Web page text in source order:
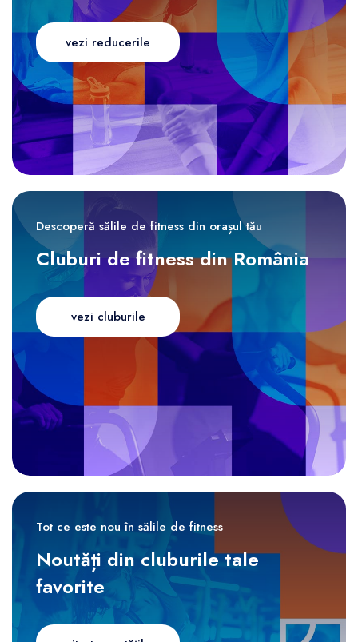
vezi reducerile
Descoperă sălile de fitness din orașul tău
Cluburi de fitness din România
vezi cluburile
Tot ce este nou în sălile de fitness
Noutăți din cluburile tale
favorite